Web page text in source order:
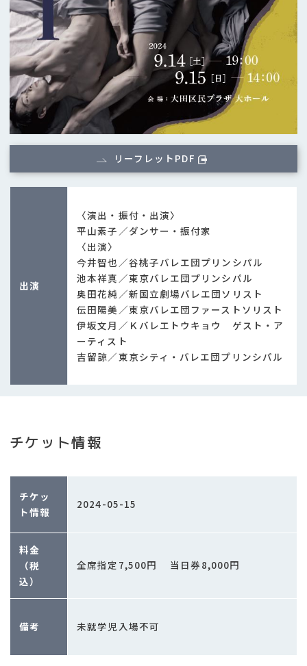
リーフレットPDF
出演
〈演出・振付・出演〉
平山素子／ダンサー・振付家
〈出演〉
今井智也／谷桃子バレエ団プリンシパル
池本祥真／東京バレエ団プリンシパル
奥田花純／新国立劇場バレエ団ソリスト
伝田陽美／東京バレエ団ファーストソリスト
伊坂文月／Ｋバレエトウキョウ ゲスト・ア
ーティスト
吉留諒／東京シティ・バレエ団プリンシパル
チケット情報
チケッ
ト情報
2024-05-15
料金
（税
込）
全席指定7,500円 当日券8,000円
備考 未就学児入場不可